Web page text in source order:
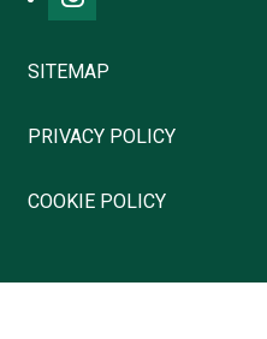
SITEMAP
PRIVACY POLICY
COOKIE POLICY